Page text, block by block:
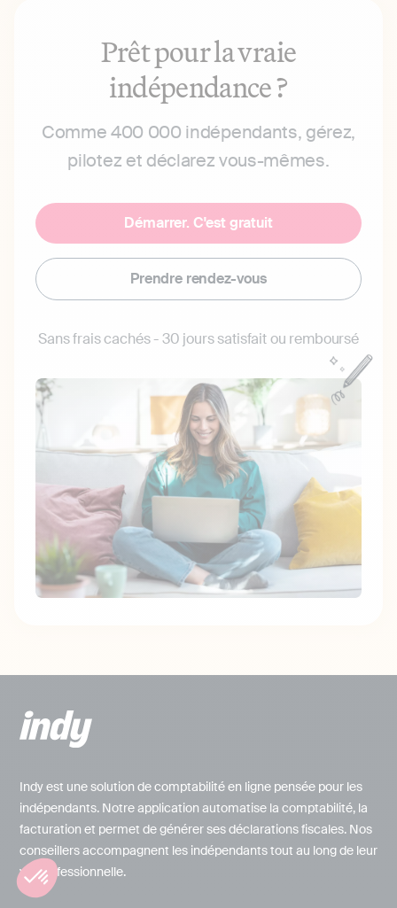
Prêt pour la vraie
indépendance ?
Comme 400 000 indépendants, gérez,
pilotez et déclarez vous-mêmes.
Démarrer. C'est gratuit
Prendre rendez-vous
Sans frais cachés - 30 jours satisfait ou remboursé
Indy est une solution de comptabilité en ligne pensée pour les
indépendants. Notre application automatise la comptabilité, la
facturation et permet de générer ses déclarations fiscales. Nos
conseillers accompagnent les indépendants tout au long de leur
vie professionnelle.